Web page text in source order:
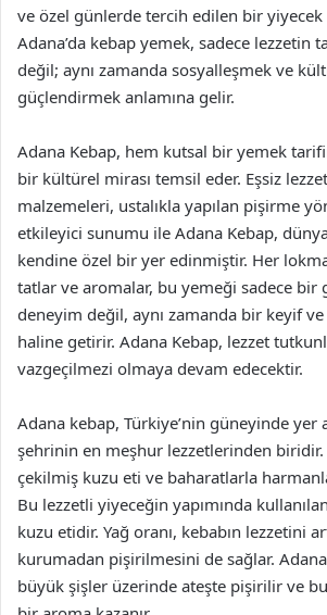
ve özel günlerde tercih edilen bir
Adana’da kebap yemek, sadece lezzetin
değil; aynı zamanda sosyalleşmek ve
güçlendirmek anlamına gelir.
Adana Kebap, hem kutsal bir yemek
bir kültürel mirası temsil eder. Eşsiz
malzemeleri, ustalıkla yapılan pişirme
etkileyici sunumu ile Adana Kebap,
kendine özel bir yer edinmiştir. Her
tatlar ve aromalar, bu yemeği sadece bir
deneyim değil, aynı zamanda bir keyif
haline getirir. Adana Kebap, lezzet
vazgeçilmezi olmaya devam edecektir.
Adana kebap, Türkiye’nin güneyinde yer
şehrinin en meşhur lezzetlerinden biridir.
çekilmiş kuzu eti ve baharatlarla
Bu lezzetli yiyeceğin yapımında
kuzu etidir. Yağ oranı, kebabın lezzetini
kurumadan pişirilmesini de sağlar.
büyük şişler üzerinde ateşte pişirilir ve